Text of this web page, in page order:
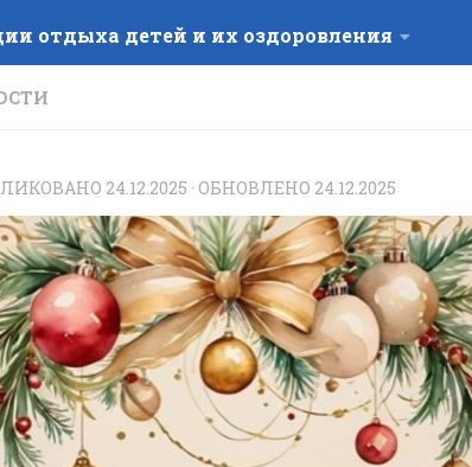
отдыха детей и их оздоровления
24.12.2025 · ОБНОВЛЕНО 24.12.2025